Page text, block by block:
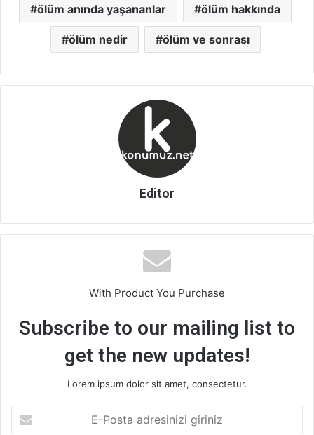
ölüm anında yaşananlar ölüm hakkında
ölüm nedir ölüm ve sonrası
Editor
With Product You Purchase
Subscribe to our mailing list to
get the new updates!
Lorem ipsum dolor sit amet, consectetur.
Posta